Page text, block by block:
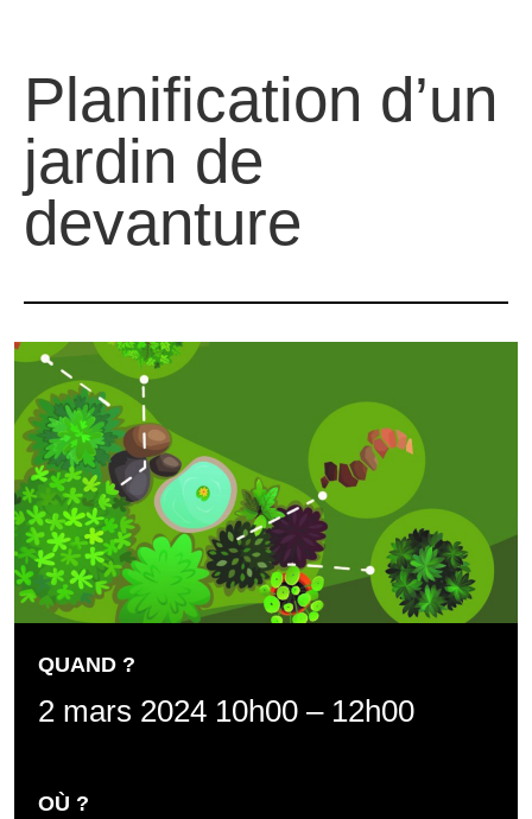
Planification d’un
jardin de
devanture
QUAND ?
2 mars 2024 10h00 – 12h00
OÙ ?